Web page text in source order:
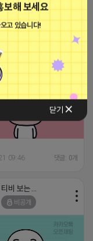
보해 보세요
고 있습니다!
닫기
23:57
비공개
09:46 댓글: 0개
비공개